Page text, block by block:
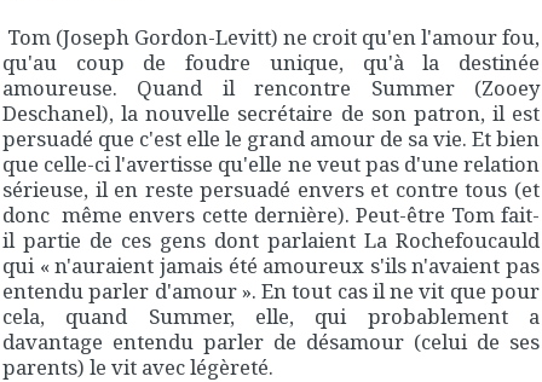
Tom (Joseph Gordon-Levitt) ne croit qu'en l'amour fou,
qu'au coup de foudre unique, qu'à la destinée
amoureuse. Quand il rencontre Summer (Zooey
Deschanel), la nouvelle secrétaire de son patron, il est
persuadé que c'est elle le grand amour de sa vie. Et bien
que celle-ci l'avertisse qu'elle ne veut pas d'une relation
sérieuse, il en reste persuadé envers et contre tous (et
donc même envers cette dernière). Peut-être Tom fait-
il partie de ces gens dont parlaient La Rochefoucauld
qui « n'auraient jamais été amoureux s'ils n'avaient pas
entendu parler d'amour ». En tout cas il ne vit que pour
cela, quand Summer, elle, qui probablement a
davantage entendu parler de désamour (celui de ses
parents) le vit avec légèreté.